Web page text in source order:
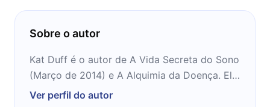
Sobre o autor
Kat Duff é o autor de A Vida Secreta do Sono
(Março de 2014) e A Alquimia da Doença. Ela
escreve na interseção do mundo natural e da
Ver perfil do autor